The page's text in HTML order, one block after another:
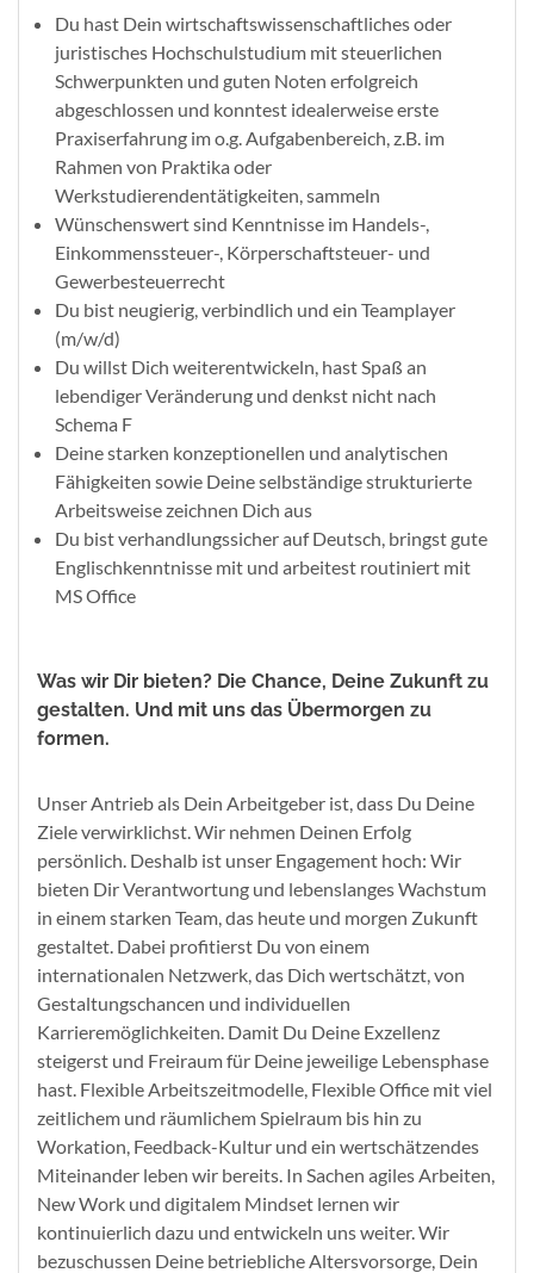
Du hast Dein wirtschaftswissenschaftliches oder
juristisches Hochschulstudium mit steuerlichen
Schwerpunkten und guten Noten erfolgreich
abgeschlossen und konntest idealerweise erste
Praxiserfahrung im o.g. Aufgabenbereich, z.B. im
Rahmen von Praktika oder
Werkstudierendentätigkeiten, sammeln
Wünschenswert sind Kenntnisse im Handels-,
Einkommenssteuer-, Körperschaftsteuer- und
Gewerbesteuerrecht
Du bist neugierig, verbindlich und ein Teamplayer
(m/w/d)
Du willst Dich weiterentwickeln, hast Spaß an
lebendiger Veränderung und denkst nicht nach
Schema F
Deine starken konzeptionellen und analytischen
Fähigkeiten sowie Deine selbständige strukturierte
Arbeitsweise zeichnen Dich aus
Du bist verhandlungssicher auf Deutsch, bringst gute
Englischkenntnisse mit und arbeitest routiniert mit
MS Office
Was wir Dir bieten? Die Chance, Deine Zukunft zu
gestalten. Und mit uns das Übermorgen zu
formen.
Unser Antrieb als Dein Arbeitgeber ist, dass Du Deine
Ziele verwirklichst. Wir nehmen Deinen Erfolg
persönlich. Deshalb ist unser Engagement hoch: Wir
bieten Dir Verantwortung und lebenslanges Wachstum
in einem starken Team, das heute und morgen Zukunft
gestaltet. Dabei profitierst Du von einem
internationalen Netzwerk, das Dich wertschätzt, von
Gestaltungschancen und individuellen
Karrieremöglichkeiten. Damit Du Deine Exzellenz
steigerst und Freiraum für Deine jeweilige Lebensphase
hast. Flexible Arbeitszeitmodelle, Flexible Office mit viel
zeitlichem und räumlichem Spielraum bis hin zu
Workation, Feedback-Kultur und ein wertschätzendes
Miteinander leben wir bereits. In Sachen agiles Arbeiten,
New Work und digitalem Mindset lernen wir
kontinuierlich dazu und entwickeln uns weiter. Wir
bezuschussen Deine betriebliche Altersvorsorge, Dein